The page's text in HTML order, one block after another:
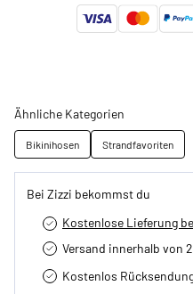
Ähnliche Kategorien
Bikinihosen Strandfavoriten
Bei Zizzi bekommst du
Kostenlose Lieferung
Versand innerhalb von
Kostenlos